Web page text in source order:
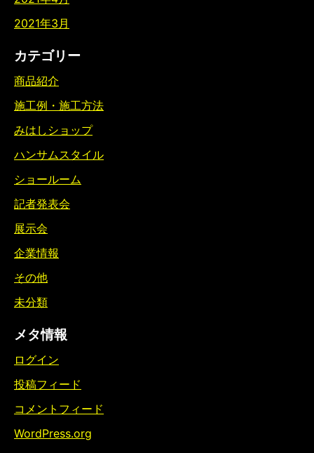
2021年3月
カテゴリー
商品紹介
施工例・施工方法
みはしショップ
ハンサムスタイル
ショールーム
記者発表会
展示会
企業情報
その他
未分類
メタ情報
ログイン
投稿フィード
コメントフィード
WordPress.org